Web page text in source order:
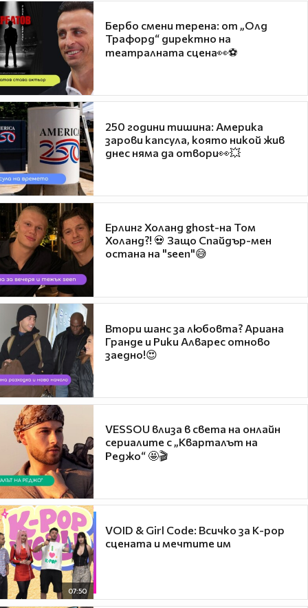
Бербо смени терена: от „Олд
Трафорд“ директно на
театралната сцена👀⚽
250 години тишина: Америка
зарови капсула, която никой жив
днес няма да отвори👀💥
Ерлинг Холанд ghost-на Том
Холанд?! 💀 Защо Спайдър-мен
остана на "seen"😅
Втори шанс за любовта? Ариана
Гранде и Рики Алварес отново
заедно!😍
VESSOU влиза в света на онлайн
сериалите с „Кварталът на
Реджо“ 🤩🎬
07:50
VOID & Girl Code: Всичко за K-pop
сцената и мечтите им